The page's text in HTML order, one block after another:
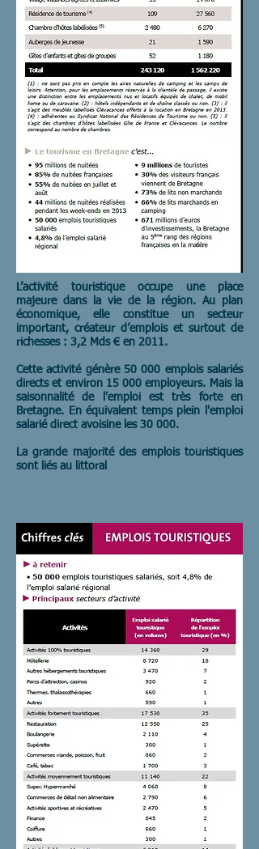
L’activité touristique occupe une place
majeure dans la vie de la région. Au plan
économique, elle constitue un secteur
important, créateur d’emplois et surtout de
richesses : 3,2 Mds € en 2011.
Cette activité génère 50 000 emplois salariés
directs et environ 15 000 employeurs. Mais la
saisonnalité de l'emploi est très forte en
Bretagne.
En équivalent temps plein l'emploi
salarié direct avoisine les 30 000.
La grande majorité des emplois touristiques
sont liés au littoral